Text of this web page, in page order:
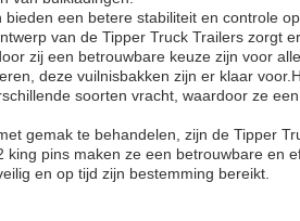
een betere stabiliteit en controle
van de Tipper Truck Trailers zorgt
zij een betrouwbare keuze zijn voor
deze vuilnisbakken zijn er klaar
soorten vracht, waardoor ze
gemak te behandelen, zijn de Tipper
pins maken ze een betrouwbare en
en op tijd zijn bestemming bereikt.